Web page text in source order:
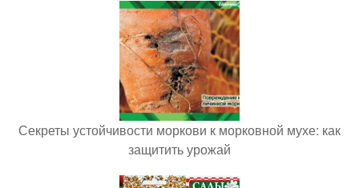
Секреты устойчивости моркови к морковной мухе: как
защитить урожай